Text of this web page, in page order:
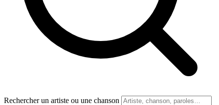
Rechercher un artiste ou une chanson